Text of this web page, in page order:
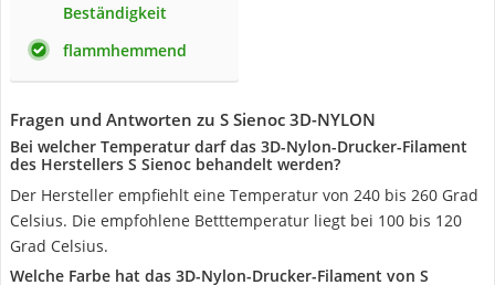
Beständigkeit
flammhemmend
Fragen und Antworten zu S Sienoc 3D-NYLON
Bei welcher Temperatur darf das 3D-Nylon-Drucker-Filament
des Herstellers S Sienoc behandelt werden?
Der Hersteller empfiehlt eine Temperatur von 240 bis 260 Grad
Celsius. Die empfohlene Betttemperatur liegt bei 100 bis 120
Grad Celsius.
Welche Farbe hat das 3D-Nylon-Drucker-Filament von S